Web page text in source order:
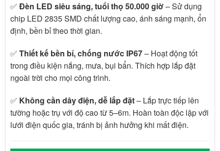
✅ Đèn LED siêu sáng, tuổi thọ 50.000 giờ– Sử dụng
chip LED 2835 SMD chất lượng cao, ánh sáng mạnh, ổn
định, bền bỉ theo thời gian.
✅ Thiết kế bền bỉ, chống nước IP67– Hoạt động tốt
trong điều kiện nắng, mưa, bụi bẩn. Thích hợp lắp đặt
ngoài trời cho mọi công trình.
✅ Không cần dây điện, dễ lắp đặt– Lắp trực tiếp lên
tường hoặc trụ với độ cao từ 5–6m. Hoàn toàn độc lập với
lưới điện quốc gia, tránh bị ảnh hưởng khi mất điện.